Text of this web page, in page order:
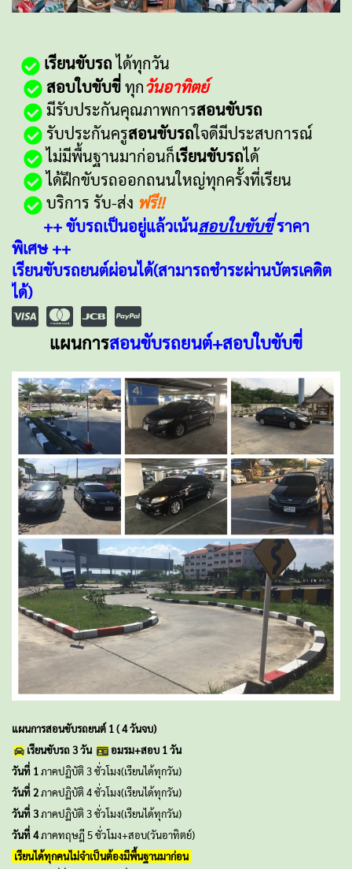
เรียนขับรถได้ทุกวัน
สอบใบขับขี่ทุกวันอาทิตย์
มีรับประกันคุณภาพการสอนขับรถ
รับประกันครูสอนขับรถใจดีมีประสบการณ์
ไม่มีพื้นฐานมาก่อนก็เรียนขับรถได้
ได้ฝึกขับรถออกถนนใหญ่ทุกครั้งที่เรียน
บริการ รับ-ส่ง ฟรี!!
++ขับรถเป็นอยู่แล้วเน้นสอบใบขับขี่ราคา
พิเศษ ++
เรียนขับรถยนต์ผ่อนได้(สามารถชำระผ่านบัตรเคดิต
ได้)
แผนการสอนขับรถยนต์+สอบใบขับขี่
แผนการสอนขับรถยนต์ 1 ( 4 วันจบ)
เรียนขับรถ 3 วัน
อมรม+สอบ 1 วัน
วันที่ 1ภาคปฏิบัติ 3 ชั่วโมง(เรียนได้ทุกวัน)
วันที่ 2ภาคปฏิบัติ 4 ชั่วโมง(เรียนได้ทุกวัน)
วันที่ 3ภาคปฏิบัติ 3 ชั่วโมง(เรียนได้ทุกวัน)
วันที่ 4ภาคทฤษฎี 5 ชั่วโมง+สอบ(วันอาทิตย์)
เรียนได้ทุกคนไม่จำเป็นต้องมีพื้นฐานมาก่อน